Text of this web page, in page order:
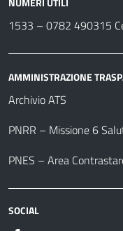
1533 – 0782 490315
AMMINISTRAZIONE
Archivio ATS
PNRR – Missione 6
PNES – Area
SOCIAL